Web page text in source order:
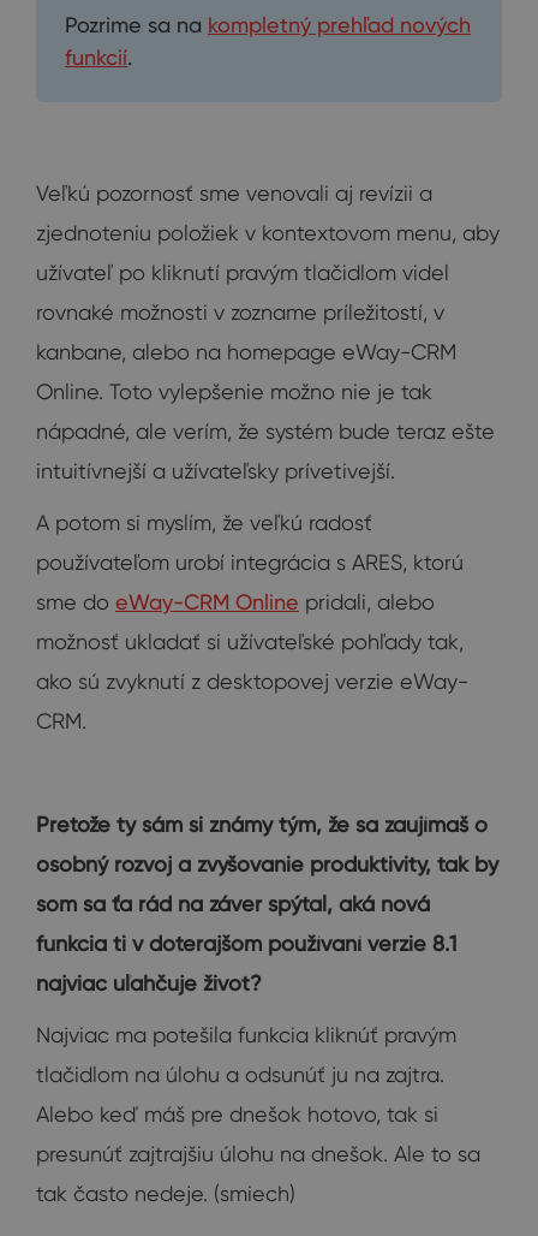
Pozrime sa na kompletný prehľad nových
funkcií.
Veľkú pozornosť sme venovali aj revízii a
zjednoteniu položiek v kontextovom menu, aby
užívateľ po kliknutí pravým tlačidlom videl
rovnaké možnosti v zozname príležitostí, v
kanbane, alebo na homepage eWay-CRM
Online. Toto vylepšenie možno nie je tak
nápadné, ale verím, že systém bude teraz ešte
intuitívnejší a užívateľsky prívetivejší.
A potom si myslím, že veľkú radosť
používateľom urobí integrácia s ARES, ktorú
sme do eWay-CRM Online pridali, alebo
možnosť ukladať si užívateľské pohľady tak,
ako sú zvyknutí z desktopovej verzie eWay-
CRM.
Pretože ty sám si známy tým, že sa zaujímaš o
osobný rozvoj a zvyšovanie produktivity, tak by
som sa ťa rád na záver spýtal, aká nová
funkcia ti v doterajšom používaní verzie 8.1
najviac uľahčuje život?
Najviac ma potešila funkcia kliknúť pravým
tlačidlom na úlohu a odsunúť ju na zajtra.
Alebo keď máš pre dnešok hotovo, tak si
presunúť zajtrajšiu úlohu na dnešok. Ale to sa
tak často nedeje. (smiech)